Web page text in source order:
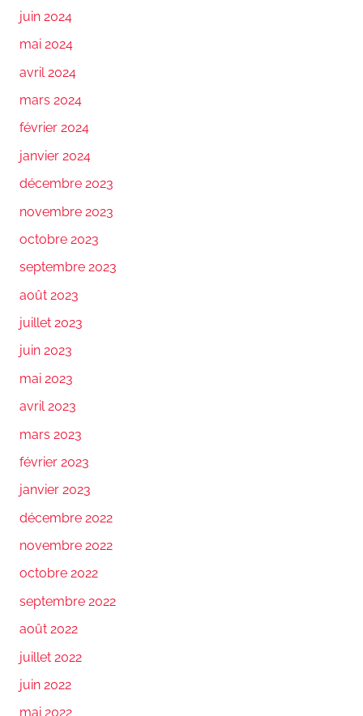
juin 2024
mai 2024
avril 2024
mars 2024
février 2024
janvier 2024
décembre 2023
novembre 2023
octobre 2023
septembre 2023
août 2023
juillet 2023
juin 2023
mai 2023
avril 2023
mars 2023
février 2023
janvier 2023
décembre 2022
novembre 2022
octobre 2022
septembre 2022
août 2022
juillet 2022
juin 2022
mai 2022